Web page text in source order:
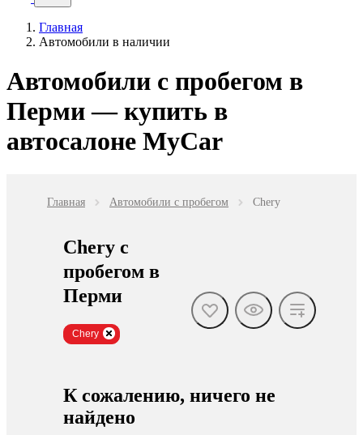
Главная
Автомобили в наличии
Автомобили с пробегом в
Перми — купить в
автосалоне MyCar
Главная Автомобили с пробегом Chery
Chery с
пробегом в
Перми
Chery
К сожалению, ничего не
найдено